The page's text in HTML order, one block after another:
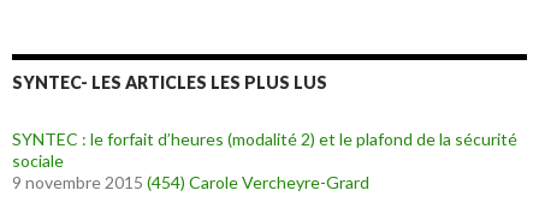
SYNTEC- LES ARTICLES LES PLUS LUS
SYNTEC : le forfait d’heures (modalité 2) et le plafond de la sécurité
sociale
9 novembre 2015 (454) Carole Vercheyre-Grard